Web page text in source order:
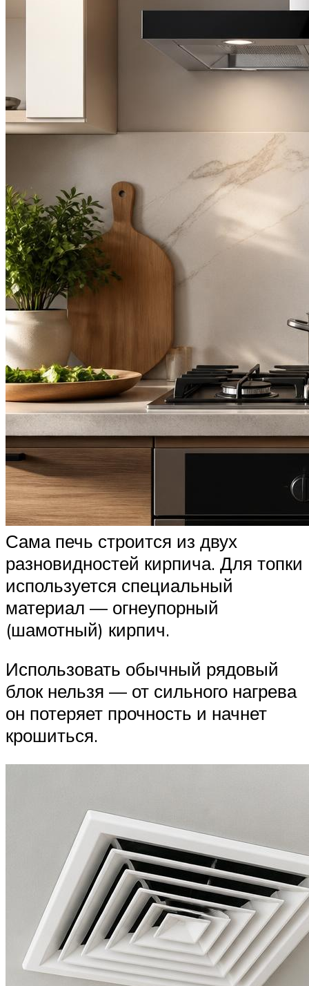
Сама печь строится из двух
разновидностей кирпича. Для топки
используется специальный
материал — огнеупорный
(шамотный) кирпич.
Использовать обычный рядовый
блок нельзя — от сильного нагрева
он потеряет прочность и начнет
крошиться.